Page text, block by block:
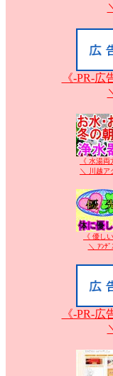
《-PR-広
《 水湯
＼ 川越ア
《 優し
＼ ｱﾝﾃ
《-PR-広